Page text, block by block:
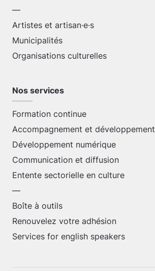
—
Artistes et artisan·e·s
Municipalités
Organisations culturelles
Nos services
Formation continue
Accompagnement et développement
Développement numérique
Communication et diffusion
Entente sectorielle en culture
—
Boîte à outils
Renouvelez votre adhésion
Services for english speakers